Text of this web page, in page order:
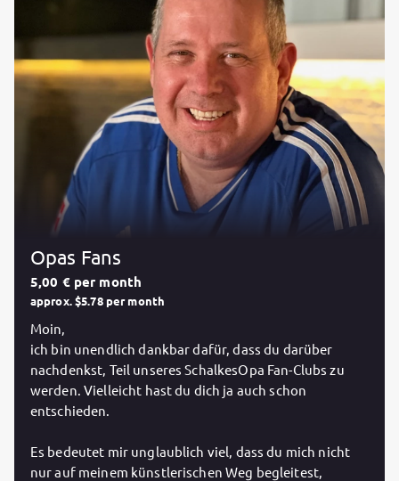
Opas Fans
5,00 € per month
approx. $5.78 per month
Moin,
ich bin unendlich dankbar dafür, dass du darüber
nachdenkst, Teil unseres SchalkesOpa Fan-Clubs zu
werden. Vielleicht hast du dich ja auch schon
entschieden.
Es bedeutet mir unglaublich viel, dass du mich nicht
nur auf meinem künstlerischen Weg begleitest,